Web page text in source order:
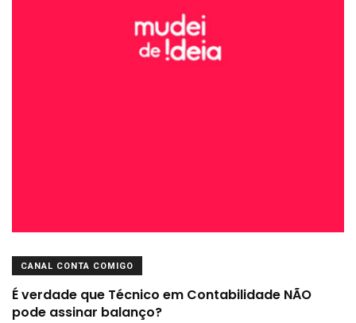
CANAL CONTA COMIGO
É verdade que Técnico em Contabilidade NÃO
pode assinar balanço?